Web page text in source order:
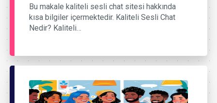
Bu makale kaliteli sesli chat sitesi hakkında
kısa bilgiler içermektedir. Kaliteli Sesli Chat
Nedir? Kaliteli…